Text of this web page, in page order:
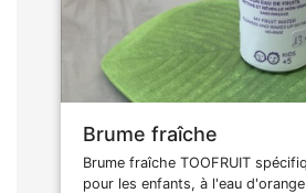
Brume fraîche
Brume fraîche TOOFRUIT
pour les enfants, à l'eau